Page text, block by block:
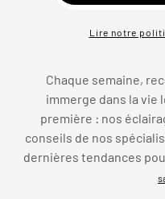
Lire notre
Chaque semaine,
immerge dans la vie
première : nos
conseils de nos
dernières tendances